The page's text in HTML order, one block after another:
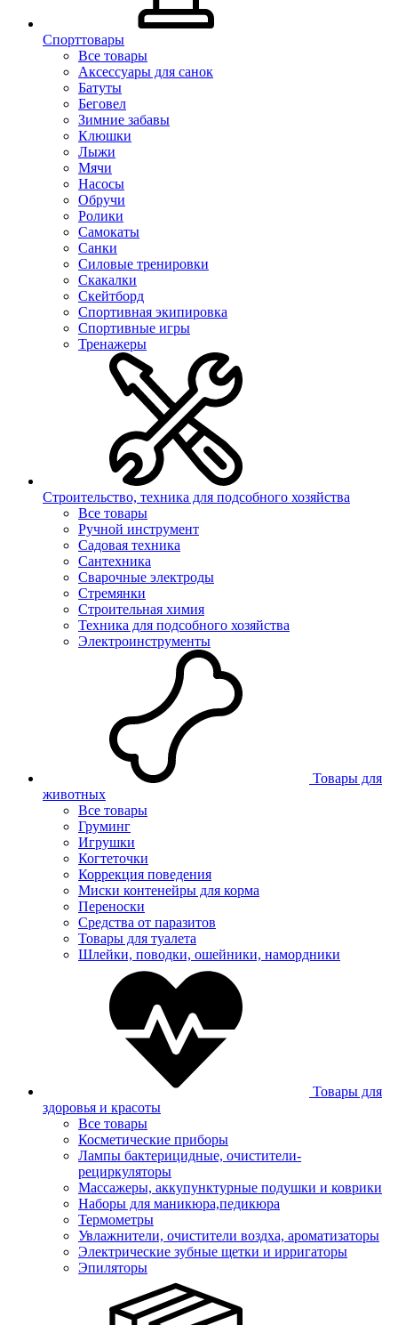
Спорттовары
Все товары
Аксессуары для санок
Батуты
Беговел
Зимние забавы
Клюшки
Лыжи
Мячи
Насосы
Обручи
Ролики
Самокаты
Санки
Силовые тренировки
Скакалки
Скейтборд
Спортивная экипировка
Спортивные игры
Тренажеры
Строительство, техника для подсобного хозяйства
Все товары
Ручной инструмент
Садовая техника
Сантехника
Сварочные электроды
Стремянки
Строительная химия
Техника для подсобного хозяйства
Электроинструменты
Товары для
животных
Все товары
Груминг
Игрушки
Когтеточки
Коррекция поведения
Миски контенейры для корма
Переноски
Средства от паразитов
Товары для туалета
Шлейки, поводки, ошейники, намордники
Товары для
здоровья и красоты
Все товары
Косметические приборы
Лампы бактерицидные, очистители-
рециркуляторы
Массажеры, аккупунктурные подушки и коврики
Наборы для маникюра,педикюра
Термометры
Увлажнители, очистители воздха, ароматизаторы
Электрические зубные щетки и ирригаторы
Эпиляторы